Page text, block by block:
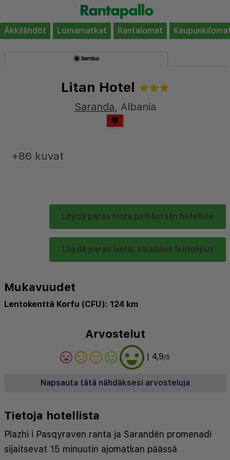
Äkkilähdöt Lomamatkat Rantalomat
Litan Hotel
Saranda, Albania
Löydä paras hinta pelkästään hotellille
Löydä paras hinta, sisältäen lentoliput
+86 kuvat
Mukavuudet
Lentokenttä Korfu (CFU): 124 km
Arvostelut
| 4,9/5
Napsauta tätä nähdäksesi arvosteluja
Tietoja hotellista
Plazhi i Pasqyraven ranta ja Sarandën promenadi
sijaitsevat 15 minuutin ajomatkan päässä